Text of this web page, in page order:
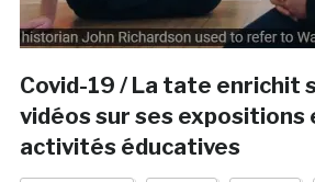
Covid-19 / La tate enrichit
vidéos sur ses expositions
activités éducatives